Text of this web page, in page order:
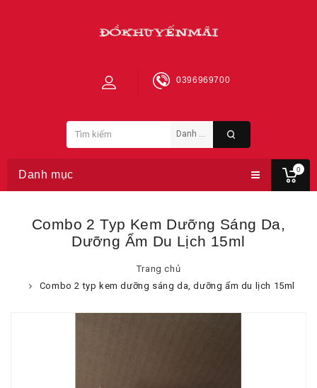
0
0396969700
Danh mục
Combo 2 Typ Kem Dưỡng Sáng Da,
Dưỡng Ẩm Du Lịch 15ml
Trang chủ
Combo 2 typ kem dưỡng sáng da, dưỡng ẩm du lịch 15ml